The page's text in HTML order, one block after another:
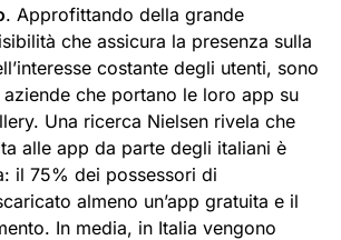
. Approfittando della grande
che assicura la presenza sulla
costante degli utenti, sono
che portano le loro app su
Una ricerca Nielsen rivela che
alle app da parte degli italiani è
il 75% dei possessori di
almeno un’app gratuita e il
In media, in Italia vengono